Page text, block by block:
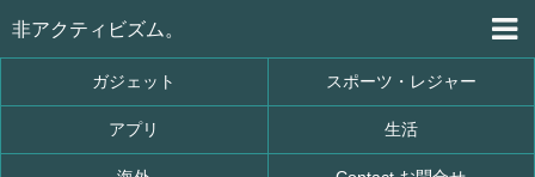
非アクティビズム。
ガジェット スポーツ・レジャー
アプリ 生活